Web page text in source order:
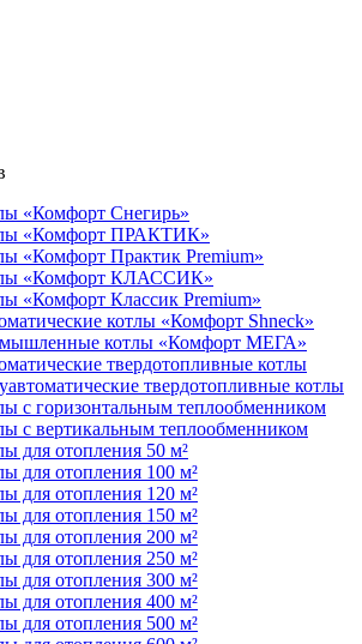
«Комфорт Снегирь»
«Комфорт ПРАКТИК»
«Комфорт Практик Premium»
«Комфорт КЛАССИК»
«Комфорт Классик Premium»
котлы «Комфорт Shneck»
котлы «Комфорт МЕГА»
твердотопливные котлы
твердотопливные котлы
с горизонтальным теплообменником
с вертикальным теплообменником
для отопления 50 м²
для отопления 100 м²
для отопления 120 м²
для отопления 150 м²
для отопления 200 м²
для отопления 250 м²
для отопления 300 м²
для отопления 400 м²
для отопления 500 м²